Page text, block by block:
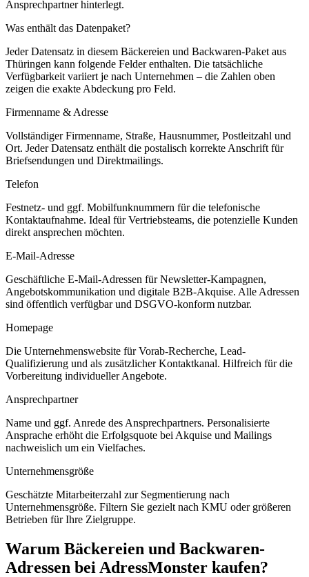
Ansprechpartner hinterlegt.
Was enthält das Datenpaket?
Jeder Datensatz in diesem Bäckereien und Backwaren-Paket aus
Thüringen kann folgende Felder enthalten. Die tatsächliche
Verfügbarkeit variiert je nach Unternehmen – die Zahlen oben
zeigen die exakte Abdeckung pro Feld.
Firmenname & Adresse
Vollständiger Firmenname, Straße, Hausnummer, Postleitzahl und
Ort. Jeder Datensatz enthält die postalisch korrekte Anschrift für
Briefsendungen und Direktmailings.
Telefon
Festnetz- und ggf. Mobilfunknummern für die telefonische
Kontaktaufnahme. Ideal für Vertriebsteams, die potenzielle Kunden
direkt ansprechen möchten.
E-Mail-Adresse
Geschäftliche E-Mail-Adressen für Newsletter-Kampagnen,
Angebotskommunikation und digitale B2B-Akquise. Alle Adressen
sind öffentlich verfügbar und DSGVO-konform nutzbar.
Homepage
Die Unternehmenswebsite für Vorab-Recherche, Lead-
Qualifizierung und als zusätzlicher Kontaktkanal. Hilfreich für die
Vorbereitung individueller Angebote.
Ansprechpartner
Name und ggf. Anrede des Ansprechpartners. Personalisierte
Ansprache erhöht die Erfolgsquote bei Akquise und Mailings
nachweislich um ein Vielfaches.
Unternehmensgröße
Geschätzte Mitarbeiterzahl zur Segmentierung nach
Unternehmensgröße. Filtern Sie gezielt nach KMU oder größeren
Betrieben für Ihre Zielgruppe.
Warum Bäckereien und Backwaren-
Adressen bei AdressMonster kaufen?